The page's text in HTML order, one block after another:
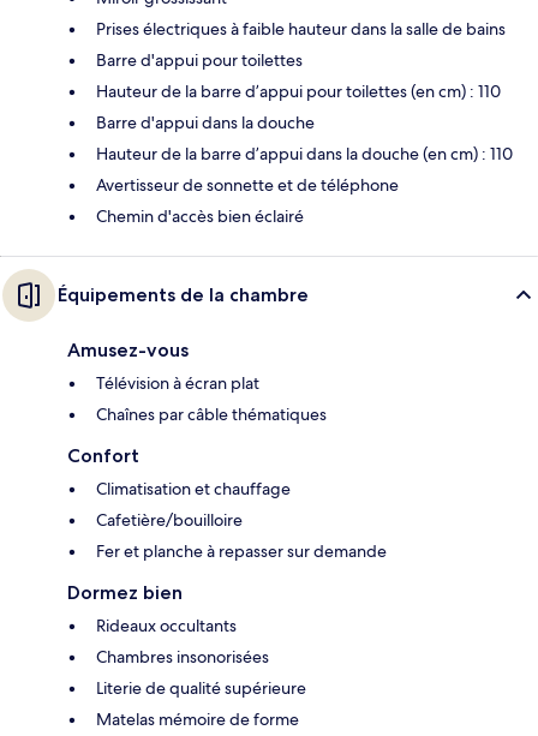
Prises électriques à faible hauteur dans la salle de bains
Barre d'appui pour toilettes
Hauteur de la barre d’appui pour toilettes (en cm) : 110
Barre d'appui dans la douche
Hauteur de la barre d’appui dans la douche (en cm) : 110
Avertisseur de sonnette et de téléphone
Chemin d'accès bien éclairé
Équipements de la chambre
Amusez-vous
Télévision à écran plat
Chaînes par câble thématiques
Confort
Climatisation et chauffage
Cafetière/bouilloire
Fer et planche à repasser sur demande
Dormez bien
Rideaux occultants
Chambres insonorisées
Literie de qualité supérieure
Matelas mémoire de forme